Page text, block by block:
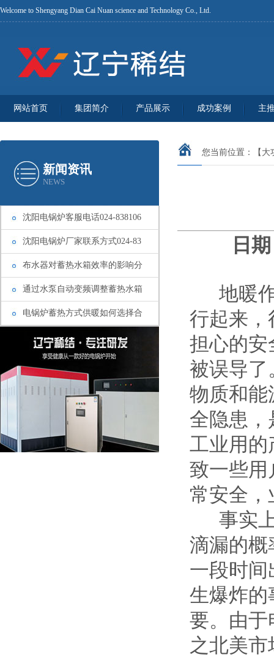
Welcome to Shengyang Dian Cai Nuan science and Technology Co., Ltd.
网站首页 集团简介 产品展示 成功案例 主
新闻资讯
NEWS
沈阳电锅炉客服电话024-838106
沈阳电锅炉厂家联系方式024-83
布水器对蓄热水箱效率的影响分
通过水泵自动变频调整蓄热水箱
电锅炉蓄热方式供暖如何选择合
您当前位置： 【
日
地暖作
行起来，
担心的安
被误导了
物质和能
全隐患
工业用的
致一些用
常安全，
事实上
滴漏的概
一段时
生爆炸的
要。由于
之北美